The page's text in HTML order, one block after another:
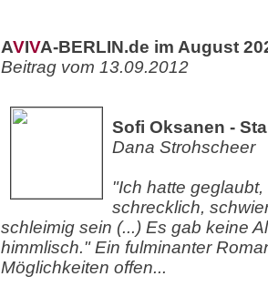
AVIVA-BERLIN.de im August
Beitrag vom 13.09.2012
Sofi Oksanen -
Dana Strohscheer
"Ich hatte
schrecklich,
schleimig sein (...) Es gab keine
himmlisch." Ein fulminanter
Möglichkeiten offen...